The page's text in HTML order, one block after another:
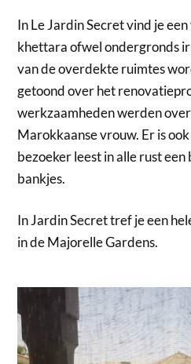
In Le Jardin Secret vind je
khettara ofwel ondergronds
van de overdekte ruimtes
getoond over het
werkzaamheden werden
Marokkaanse vrouw. Er is
bezoeker leest in alle rust een
bankjes.
In Jardin Secret tref je een
in de Majorelle Gardens.